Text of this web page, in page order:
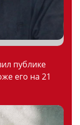
публике
его на 21